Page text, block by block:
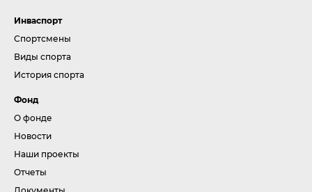
Инваспорт
Спортсмены
Виды спорта
История спорта
Фонд
О фонде
Новости
Наши проекты
Отчеты